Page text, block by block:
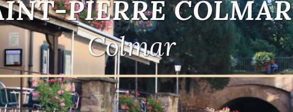
PIERRE COLMAR
Colmar